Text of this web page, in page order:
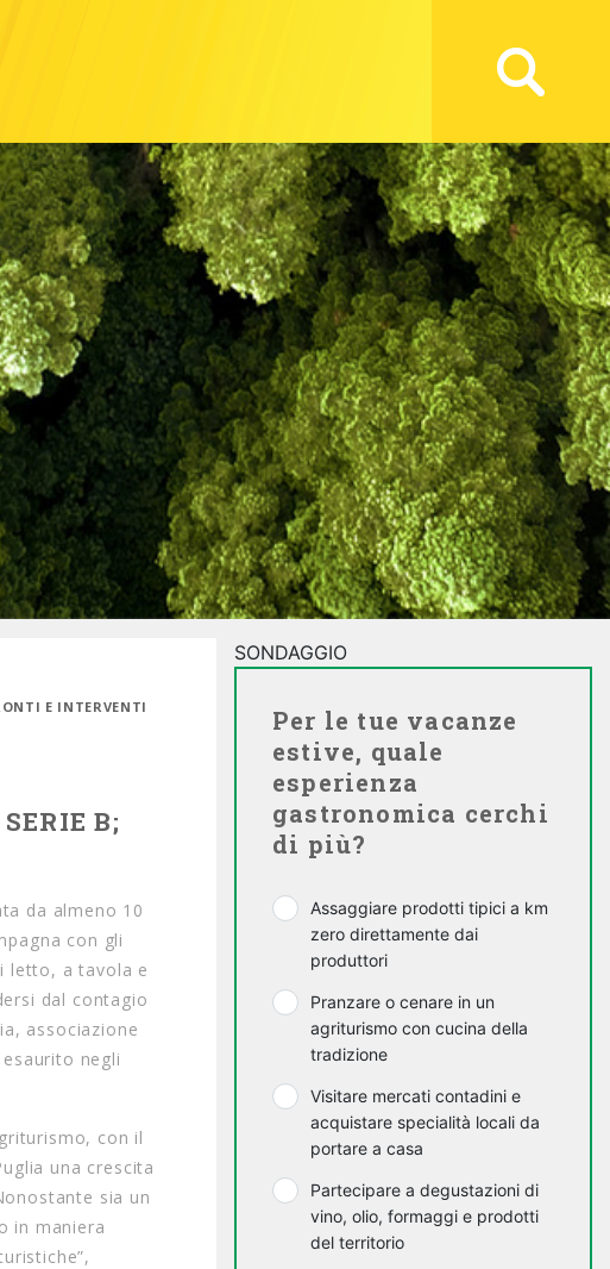
E INTERVENTI
B;
da almeno 10
con gli
letto, a tavola e
dal contagio
associazione
negli
con il
una crescita
sia un
in maniera
SONDAGGIO
Per le tue vacanze
estive, quale
esperienza
gastronomica cerchi
di più?
Assaggiare prodotti tipici a km
zero direttamente dai
produttori
Pranzare o cenare in un
agriturismo con cucina della
tradizione
Visitare mercati contadini e
acquistare specialità locali da
portare a casa
Partecipare a degustazioni di
vino, olio, formaggi e prodotti
del territorio